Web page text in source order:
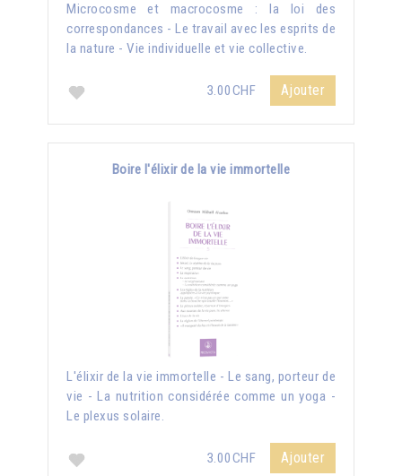
Microcosme et macrocosme : la loi des
correspondances - Le travail avec les esprits de
la nature - Vie individuelle et vie collective.
3.00CHF Ajouter
Boire l'élixir de la vie immortelle
L'élixir de la vie immortelle - Le sang, porteur de
vie - La nutrition considérée comme un yoga -
Le plexus solaire.
3.00CHF Ajouter